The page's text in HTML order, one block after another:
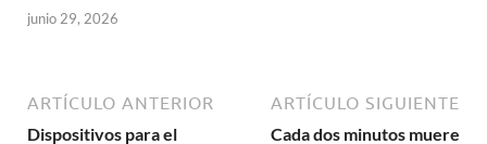
junio 29, 2026
ARTÍCULO ANTERIOR
Dispositivos para el
ARTÍCULO SIGUIENTE
Cada dos minutos muere